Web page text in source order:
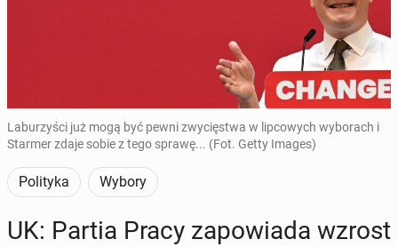
Laburzyści już mogą być pewni zwycięstwa w lipcowych wyborach i
Starmer zdaje sobie z tego sprawę... (Fot. Getty Images)
Polityka Wybory
UK: Partia Pracy za­po­wia­da wzrost